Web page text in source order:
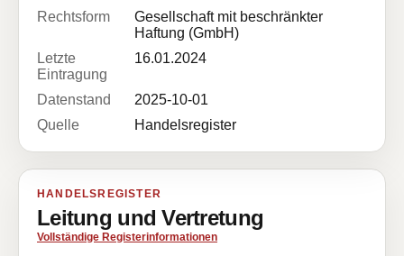
Rechtsform
Gesellschaft mit beschränkter
Haftung (GmbH)
Letzte
Eintragung
16.01.2024
Datenstand
2025-10-01
Quelle
Handelsregister
HANDELSREGISTER
Leitung und Vertretung
Vollständige Registerinformationen